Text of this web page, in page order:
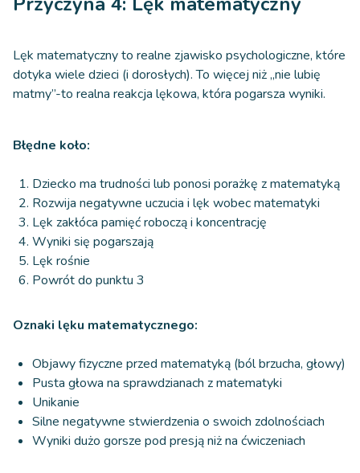
Lęk matematyczny to realne zjawisko psychologiczne, które
dotyka wiele dzieci (i dorosłych). To więcej niż „nie lubię
matmy”-to realna reakcja lękowa, która pogarsza wyniki.
Błędne koło:
Dziecko ma trudności lub ponosi porażkę z matematyką
Rozwija negatywne uczucia i lęk wobec matematyki
Lęk zakłóca pamięć roboczą i koncentrację
Wyniki się pogarszają
Lęk rośnie
Powrót do punktu 3
Oznaki lęku matematycznego:
Objawy fizyczne przed matematyką (ból brzucha, głowy)
Pusta głowa na sprawdzianach z matematyki
Unikanie
Silne negatywne stwierdzenia o swoich zdolnościach
Wyniki dużo gorsze pod presją niż na ćwiczeniach